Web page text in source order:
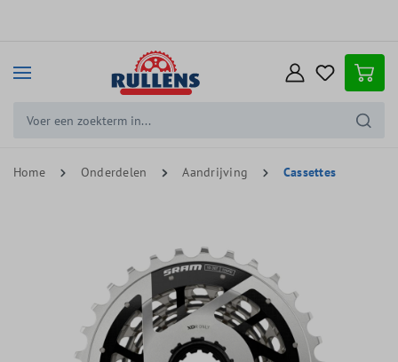
Home Onderdelen Aandrijving Cassettes